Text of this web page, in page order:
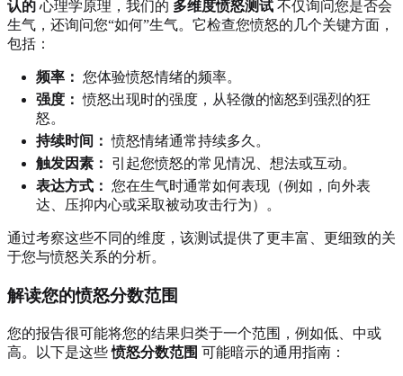
认的 心理学原理，我们的 多维度愤怒测试 不仅询问您是否会
生气，还询问您“如何”生气。它检查您愤怒的几个关键方面，
包括：
频率： 您体验愤怒情绪的频率。
强度： 愤怒出现时的强度，从轻微的恼怒到强烈的狂
怒。
持续时间： 愤怒情绪通常持续多久。
触发因素：
引起您愤怒的常见情况、想法或互动。
表达方式： 您在生气时通常如何表现（例如，向外表
达、压抑内心或采取被动攻击行为）。
通过考察这些不同的维度，该测试提供了更丰富、更细致的关
于您与愤怒关系的分析。
解读您的愤怒分数范围
您的报告很可能将您的结果归类于一个范围，例如低、中或
高。以下是这些愤怒分数范围 可能暗示的通用指南：